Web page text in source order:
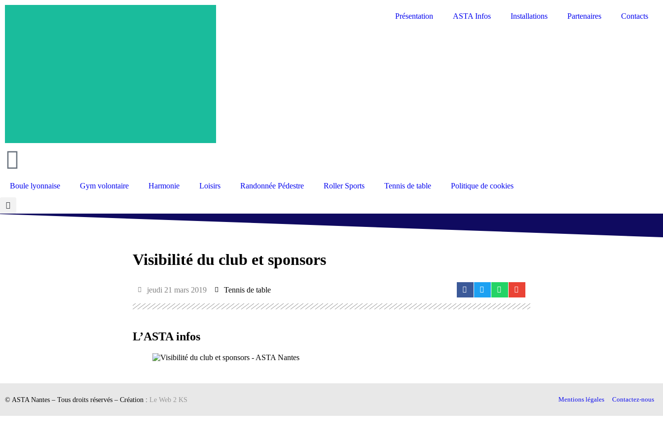
Présentation ASTA Infos Installations Partenaires Contacts
Boule lyonnaise Gym volontaire Harmonie Loisirs Randonnée Pédestre Roller Sports Tennis de table Politique de cookies
Visibilité du club et sponsors
jeudi 21 mars 2019 Tennis de table
L’ASTA infos
© ASTA Nantes – Tous droits réservés – Création : Le Web 2 KS Mentions légales Contactez-nous